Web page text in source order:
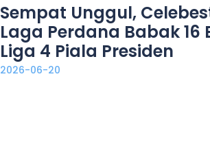
Sempat Unggul,
Laga Perdana Babak 16
Liga 4 Piala Presiden
2026-06-20